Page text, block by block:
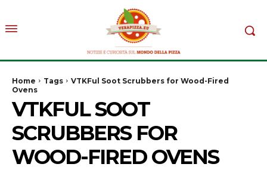
Home Tags
VTKFul Soot Scrubbers for Wood-Fired
Ovens
VTKFUL SOOT
SCRUBBERS FOR
WOOD-FIRED OVENS